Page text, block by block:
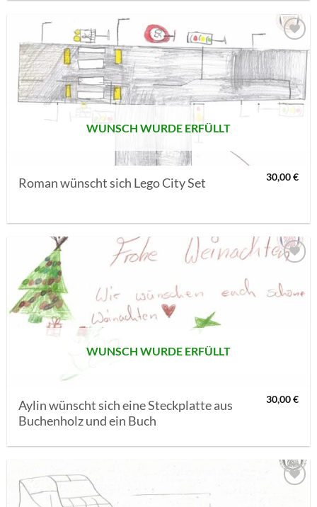
AUF MEINE
MERKLISTE
SETZEN
WUNSCH WURDE ERFÜLLT
Roman wünscht sich Lego City Set 30,00€
MERKLISTE
SETZEN
WUNSCH WURDE ERFÜLLT
Aylin wünscht sich eine Steckplatte aus
Buchenholz und ein Buch
30,00€